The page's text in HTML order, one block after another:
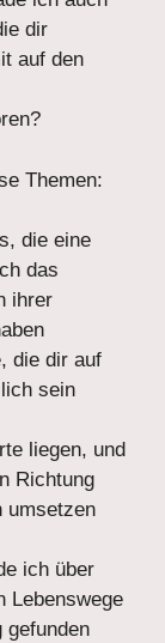
dir
auf den
Themen:
die eine
das
ihrer
die dir auf
sein
liegen, und
Richtung
umsetzen
ich über
Lebenswege
gefunden